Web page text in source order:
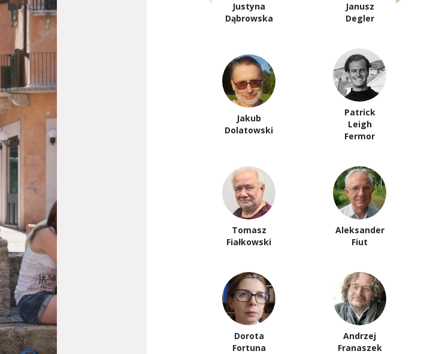
Justyna
Dąbrowska
Janusz
Degler
Jakub
Dolatowski
Patrick
Leigh
Fermor
Tomasz
Fiałkowski
Aleksander
Fiut
Dorota
Fortuna
Andrzej
Franaszek